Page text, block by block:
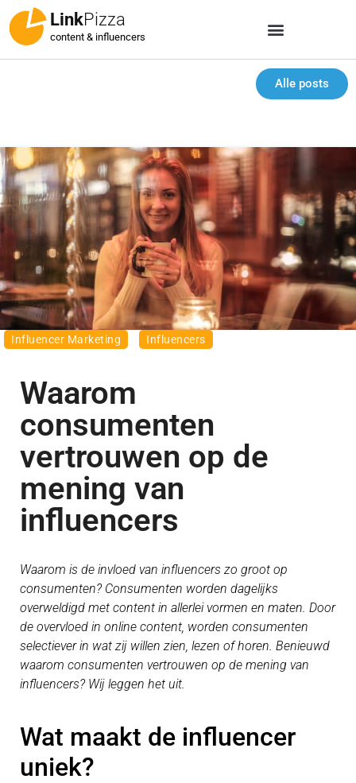
LinkPizza
content & influencers
Alle posts
Influencer Marketing Influencers
Waarom
consumenten
vertrouwen op de
mening van
influencers
Waarom is de invloed van influencers zo groot op
consumenten? Consumenten worden dagelijks
overweldigd met content in allerlei vormen en maten. Door
de overvloed in online content, worden consumenten
selectiever in wat zij willen zien, lezen of horen. Benieuwd
waarom consumenten vertrouwen op de mening van
influencers? Wij leggen het uit.
Wat maakt de influencer
uniek?